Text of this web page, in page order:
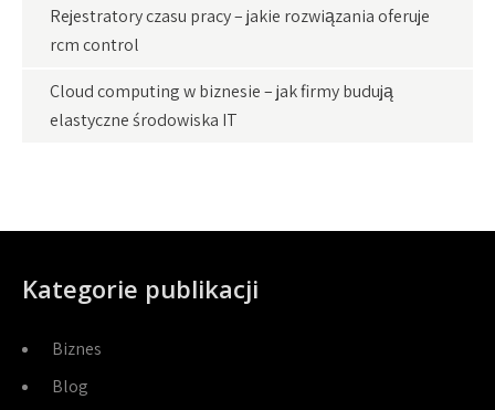
Rejestratory czasu pracy – jakie rozwiązania oferuje
rcm control
Cloud computing w biznesie – jak firmy budują
elastyczne środowiska IT
Kategorie publikacji
Biznes
Blog